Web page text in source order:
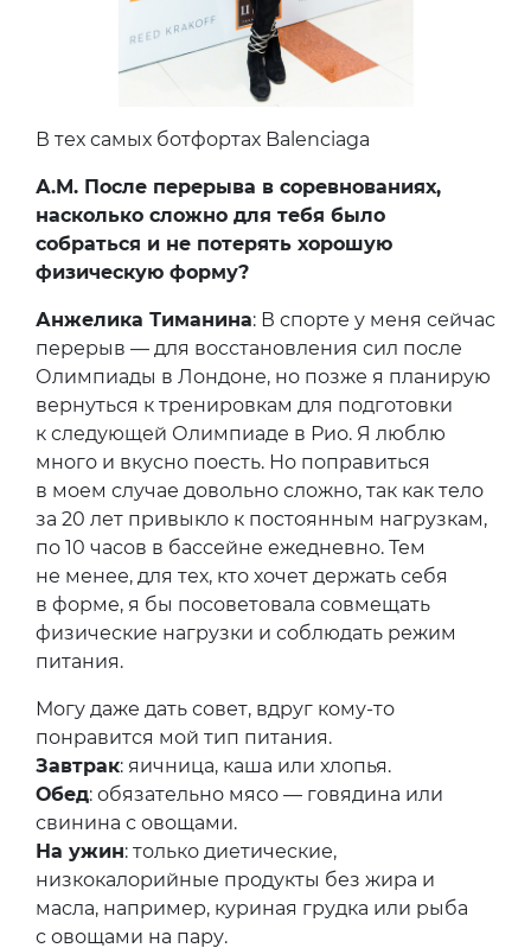
В тех самых ботфортах Balenciaga
А.М. После перерыва в соревнованиях,
насколько сложно для тебя было
собраться и не потерять хорошую
физическую форму?
Анжелика Тиманина: В спорте у меня сейчас
перерыв — для восстановления сил после
Олимпиады в Лондоне, но позже я планирую
вернуться к тренировкам для подготовки
к следующей Олимпиаде в Рио. Я люблю
много и вкусно поесть. Но поправиться
в моем случае довольно сложно, так как тело
за 20 лет привыкло к постоянным нагрузкам,
по 10 часов в бассейне ежедневно. Тем
не менее, для тех, кто хочет держать себя
в форме, я бы посоветовала совмещать
физические нагрузки и соблюдать режим
питания.
Могу даже дать совет, вдруг кому-то
понравится мой тип питания.
Завтрак: яичница, каша или хлопья.
Обед: обязательно мясо — говядина или
свинина с овощами.
На ужин: только диетические,
низкокалорийные продукты без жира и
масла, например, куриная грудка или рыба
с овощами на пару.